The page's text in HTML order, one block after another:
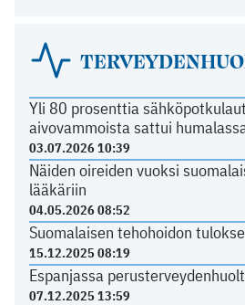
Yli 80 prosenttia
aivovammoista sattui
03.07.2026 10:39
Näiden oireiden vuoksi
lääkäriin
04.05.2026 08:52
Suomalaisen tehohoidon
15.12.2025 08:19
Espanjassa
07.12.2025 13:59